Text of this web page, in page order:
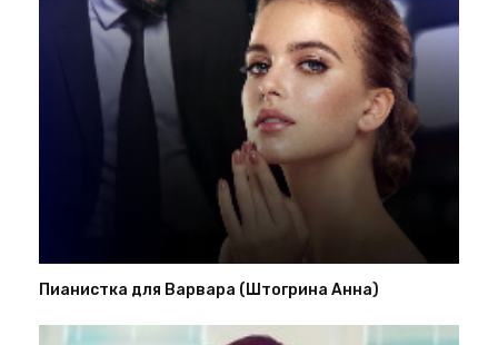
Пианистка для Варвара (Штогрина Анна)